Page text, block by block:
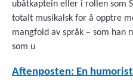
ubåtkaptein eller i rollen som
totalt musikalsk for å opptre
mangfold av språk – som han
som u
Aftenposten: En